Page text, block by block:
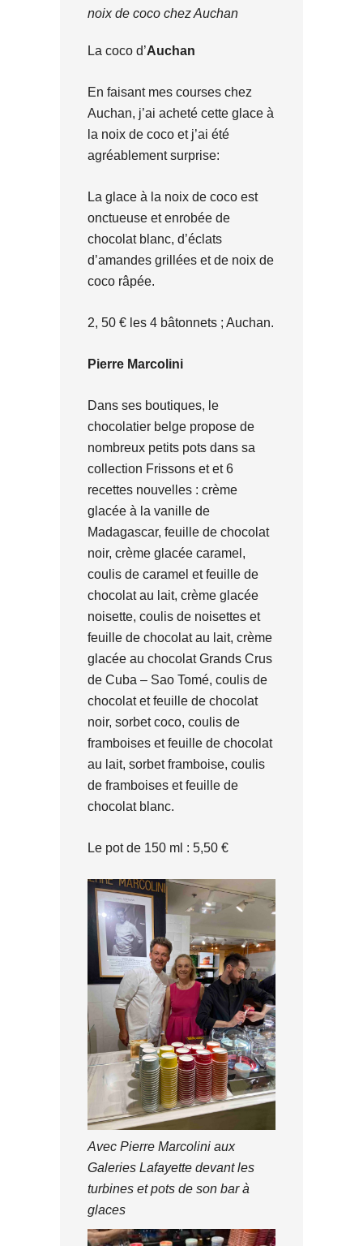
noix de coco chez Auchan
La coco d’Auchan
En faisant mes courses chez
Auchan, j’ai acheté cette glace à
la noix de coco et j’ai été
agréablement surprise:
La glace à la noix de coco est
onctueuse et enrobée de
chocolat blanc, d’éclats
d’amandes grillées et de noix de
coco râpée.
2, 50 € les 4 bâtonnets ; Auchan.
Pierre Marcolini
Dans ses boutiques, le
chocolatier belge propose de
nombreux petits pots dans sa
collection Frissons et et 6
recettes nouvelles : crème
glacée à la vanille de
Madagascar, feuille de chocolat
noir, crème glacée caramel,
coulis de caramel et feuille de
chocolat au lait, crème glacée
noisette, coulis de noisettes et
feuille de chocolat au lait, crème
glacée au chocolat Grands Crus
de Cuba – Sao Tomé, coulis de
chocolat et feuille de chocolat
noir, sorbet coco, coulis de
framboises et feuille de chocolat
au lait, sorbet framboise, coulis
de framboises et feuille de
chocolat blanc.
Le pot de 150 ml : 5,50 €
Avec Pierre Marcolini aux
Galeries Lafayette devant les
turbines et pots de son bar à
glaces